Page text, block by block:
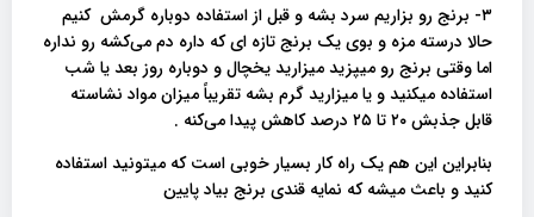
۳- برنج رو بزاریم سرد بشه و قبل از استفاده دوباره گرمش کنیم
حالا درسته مزه و بوی یک برنج تازه ای که داره دم می‌کشه رو نداره
اما وقتی برنج‌ رو میپزید میزارید یخچال و دوباره روز بعد یا شب
استفاده میکنید و یا میزارید گرم بشه تقریباً میزان مواد نشاسته
قابل جذبش ۲۰ تا ۲۵ درصد کاهش پیدا می‌کنه .
بنابراین این هم یک راه کار بسیار خوبی است که میتونید استفاده
کنید و باعث میشه که نمایه قندی برنج بیاد پایین